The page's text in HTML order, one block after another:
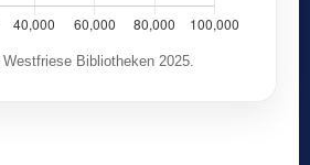
Bibliotheken 2025.